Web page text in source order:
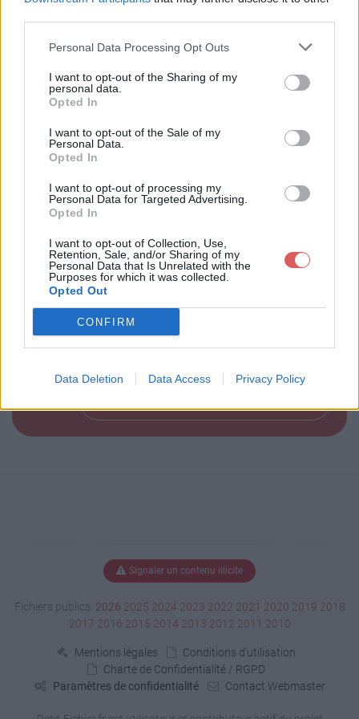
Personal Data Processing Opt Outs
I want to opt-out of the Sharing of my
personal data.
Opted In
I want to opt-out of the Sale of my
Personal Data.
Opted In
I want to opt-out of processing my
Personal Data for Targeted Advertising.
Opted In
I want to opt-out of Collection, Use,
Retention, Sale, and/or Sharing of my
Personal Data that Is Unrelated with the
Purposes for which it was collected.
Opted Out
CONFIRM
Data Deletion Data Access Privacy Policy
Partager le fichier fr_FR.lang sur
le Web et les réseaux sociaux:
Télécharger le fichier fr_FR.lang
Télécharger fr_FR.lang
Signaler un contenu illicite
Fichiers publics: 2026 2025 2024 2023 2022 2021 2020 2019 2018
2017 2016 2015 2014 2013 2012 2011 2010
Mentions légales
Conditions d'utilisation
Charte de Confidentialité / RGPD
Paramètres de confidentialité
Contact Webmaster